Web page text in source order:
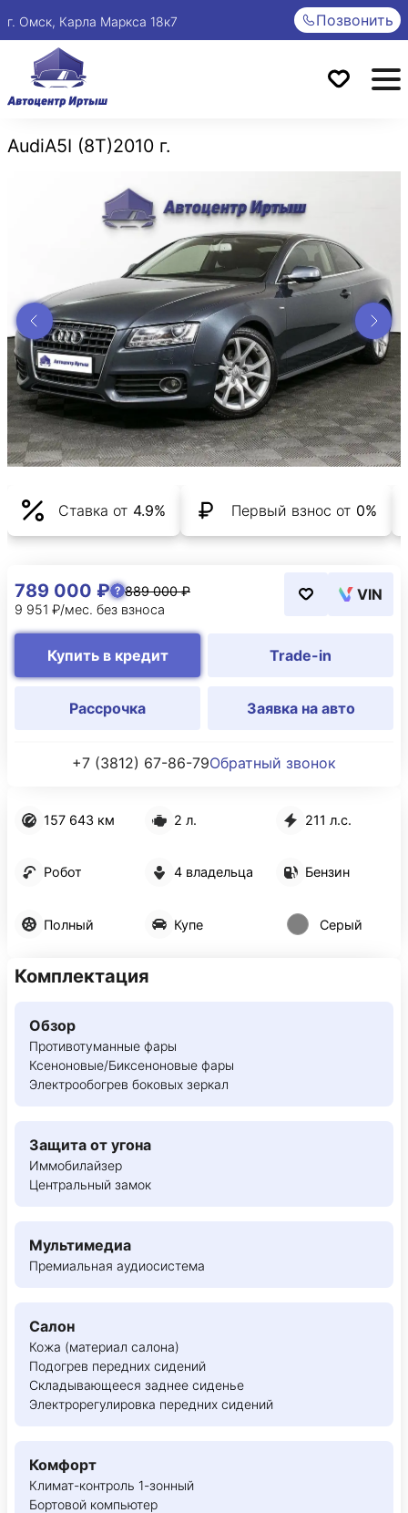
г. Омск, Карла Маркса 18к7 Позвонить
AudiA5I (8T)2010 г.
Ставка от 4.9% Первый взнос от 0%
157 643 км 2 л. 211 л.с.
Робот 4 владельца Бензин
Полный Купе Серый
789 000 ₽
889 000 ₽
9 951 ₽/мес. без взноса
VIN
Купить в кредит Trade-in
Рассрочка Заявка на авто
+7 (3812) 67-86-79Обратный звонок
Комплектация
Обзор
Противотуманные фары
Ксеноновые/Биксеноновые фары
Электрообогрев боковых зеркал
Защита от угона
Иммобилайзер
Центральный замок
Мультимедиа
Премиальная аудиосистема
Салон
Кожа (материал салона)
Подогрев передних сидений
Складывающееся заднее сиденье
Электрорегулировка передних сидений
Комфорт
Климат-контроль 1-зонный
Бортовой компьютер